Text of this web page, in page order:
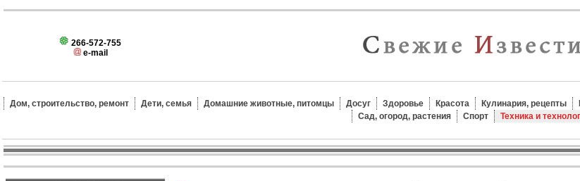
266-572-755
e-mail
Дом, строительство, ремонт Дети, семья Домашние животные, питомцы Досуг Здоровье Красота Кулинария, рецепты
Сад, огород, растения
Спорт Техника и